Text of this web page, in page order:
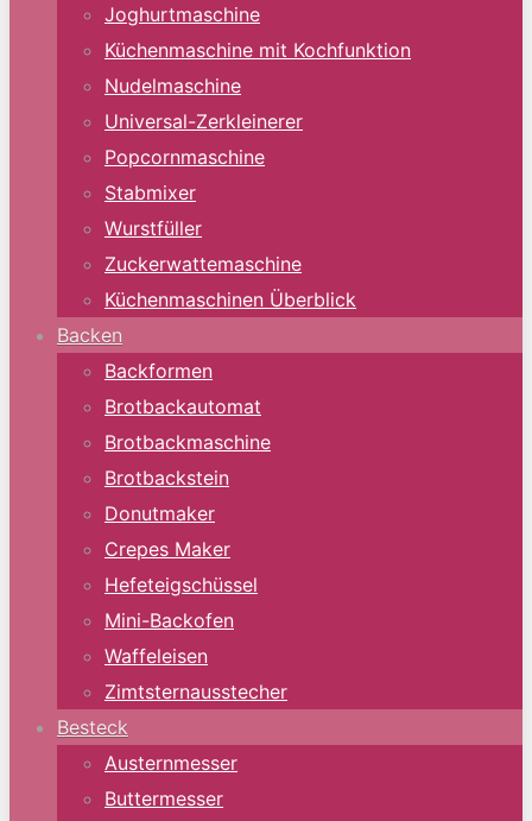
Joghurtmaschine
Küchenmaschine mit Kochfunktion
Nudelmaschine
Universal-Zerkleinerer
Popcornmaschine
Stabmixer
Wurstfüller
Zuckerwattemaschine
Küchenmaschinen Überblick
Backen
Backformen
Brotbackautomat
Brotbackmaschine
Brotbackstein
Donutmaker
Crepes Maker
Hefeteigschüssel
Mini-Backofen
Waffeleisen
Zimtsternausstecher
Besteck
Austernmesser
Buttermesser